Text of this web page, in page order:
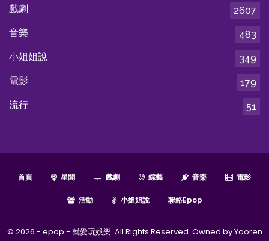
戲劇
2607
音樂
483
小姐姐說
349
電影
179
流行
51
首頁 星聞 戲劇 綜藝 音樂 電影
活動 小姐姐說 聯絡epop
© 2026 - epop - 就愛玩娛樂. All Rights Reserved. Owned by Yooren